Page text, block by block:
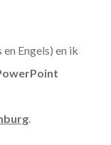
Engels) en ik
.